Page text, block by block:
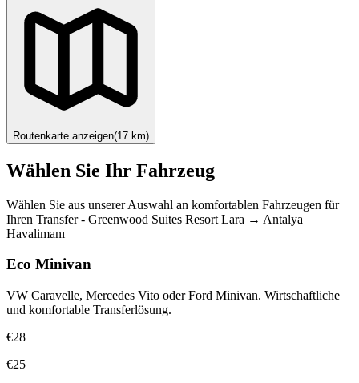
Routenkarte anzeigen(17 km)
Wählen Sie Ihr Fahrzeug
Wählen Sie aus unserer Auswahl an komfortablen Fahrzeugen für
Ihren Transfer- Greenwood Suites Resort Lara → Antalya
Havalimanı
Eco Minivan
VW Caravelle, Mercedes Vito oder Ford Minivan. Wirtschaftliche
und komfortable Transferlösung.
€28
€25